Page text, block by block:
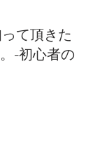
て頂きた
-初心者の